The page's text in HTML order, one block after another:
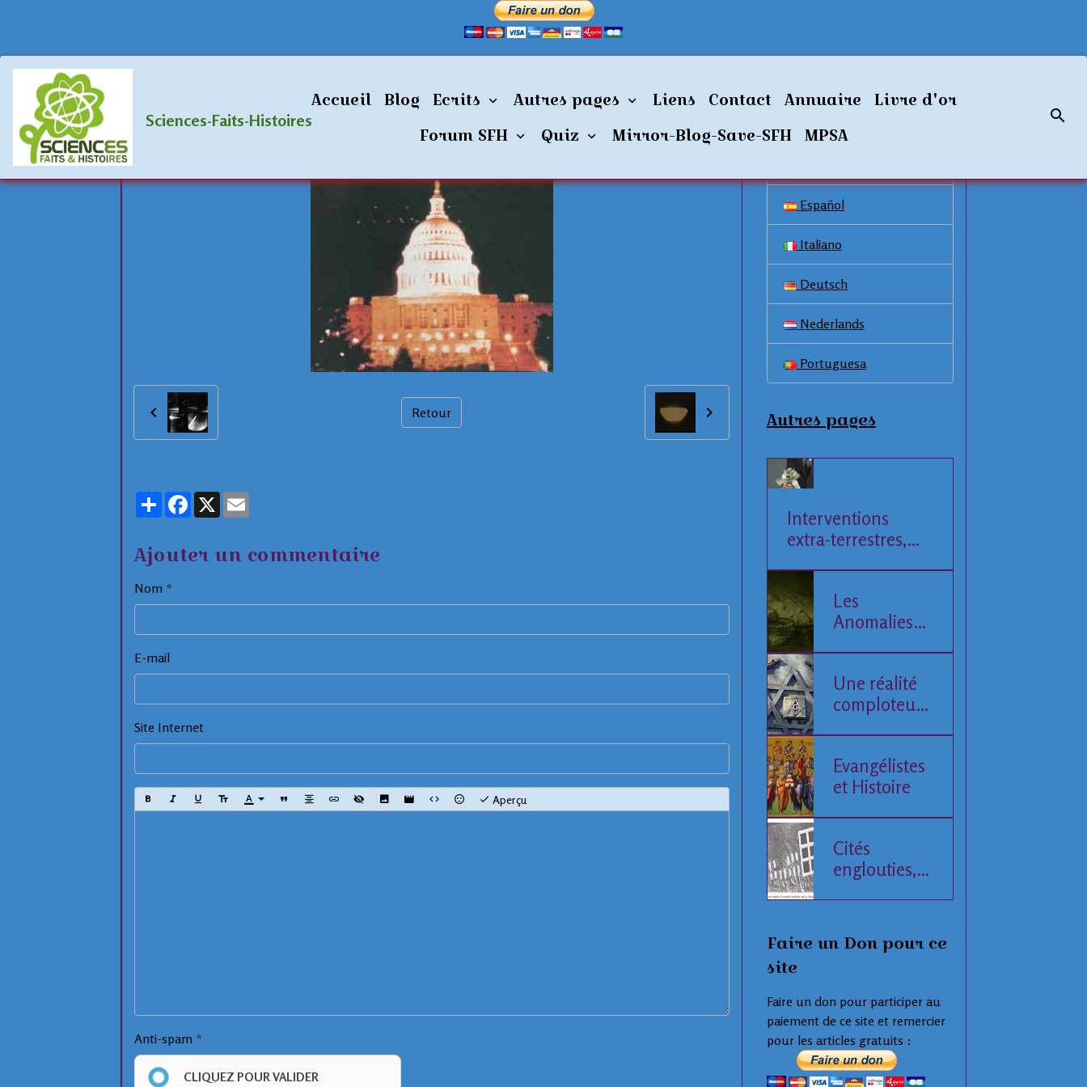
Sciences-Faits-Histoires
Accueil Blog Ecrits Autres pages Liens Contact Annuaire
Livre d'or
Forum SFH
Quiz Mirror-Blog-Save-SFH MPSA
1952-07-capitol_color
1952-07-capitol_color
Retour
PartagerFacebook
X
Ajouter un commentaire
Nom
E-mail
Site Internet
Aperçu
Anti-spam
CLIQUEZ POUR VALIDER
Français
Español
Italiano
Deutsch
Nederlands
Portuguesa
Autres pages
Interventions
extra-terrestres,
Les
Anomalies
Une réalité
comploteuse
Evangélistes
et Histoire
Cités
englouties,
Faire un Don pour ce
site
Faire un don pour participer au
paiement de ce site et remercier
pour les articles gratuits :